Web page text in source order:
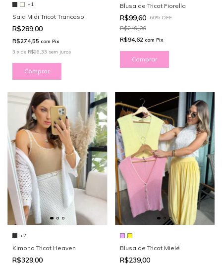
+1
Saia Midi Tricot Trancoso
R$289,00
R$274,55 com Pix
3 x de R$96,33 sem juros
Comprar
Blusa de Tricot Fiorella
R$99,60 -60% OFF
R$249,00
R$94,62 com Pix
Comprar
+2
Kimono Tricot Heaven
R$329,00
Blusa de Tricot Mielé
R$239,00